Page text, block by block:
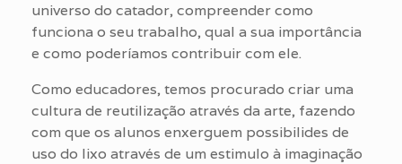
universo do catador, compreender como
funciona o seu trabalho, qual a sua importância
e como poderíamos contribuir com ele.
Como educadores, temos procurado criar uma
cultura de reutilização através da arte, fazendo
com que os alunos enxerguem possibilides de
uso do lixo através de um estimulo à imaginação